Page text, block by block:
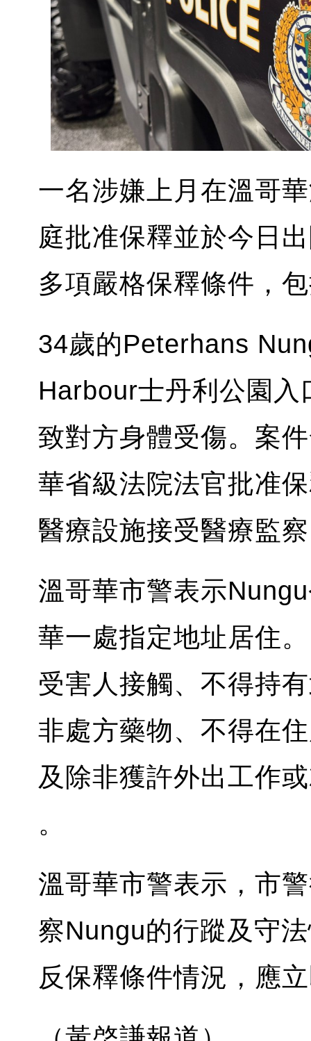
一名涉嫌上月在溫哥
庭批准保釋並於今日
多項嚴格保釋條件，
34歲的Peterhans
Harbour士丹利公園
致對方身體受傷。案
華省級法院法官批准
醫療設施接受醫療監
溫哥華市警表示
華一處指定地址居住
受害人接觸、不得持
非處方藥物、不得在
及除非獲許外出工作
。
溫哥華市警表示，市
察Nungu的行蹤及守
反保釋條件情況，應